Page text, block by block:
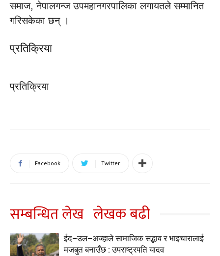
समाज, नेपालगन्ज उपमहानगरपालिका लगायतले सम्मानित
गरिसकेका छन् ।
प्रतिक्रिया
प्रतिक्रिया
Facebook Twitter
सम्बन्धित लेख लेखक बढी
ईद–उल–अज्हाले सामाजिक सद्भाव र भाइचारालाई
मजबुत बनाउँछ : उपराष्ट्रपति यादव